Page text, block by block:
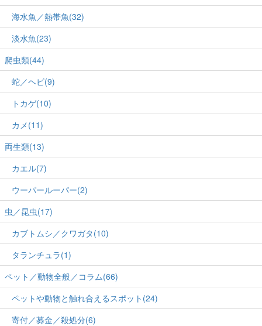
海水魚／熱帯魚(32)
淡水魚(23)
爬虫類(44)
蛇／ヘビ(9)
トカゲ(10)
カメ(11)
両生類(13)
カエル(7)
ウーパールーパー(2)
虫／昆虫(17)
カブトムシ／クワガタ(10)
タランチュラ(1)
ペット／動物全般／コラム(66)
ペットや動物と触れ合えるスポット(24)
寄付／募金／殺処分(6)